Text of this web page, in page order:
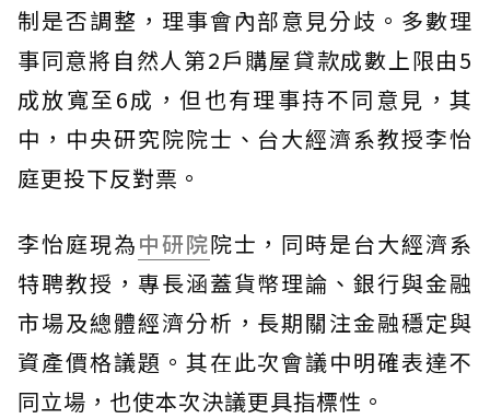
制是否調整，理事會內部意見分歧。多數理
事同意將自然人第2戶購屋貸款成數上限由5
成放寬至6成，但也有理事持不同意見，其
中，中央研究院院士、台大經濟系教授李怡
庭更投下反對票。
李怡庭現為中研院院士，同時是台大經濟系
特聘教授，專長涵蓋貨幣理論、銀行與金融
市場及總體經濟分析，長期關注金融穩定與
資產價格議題。其在此次會議中明確表達不
同立場，也使本次決議更具指標性。